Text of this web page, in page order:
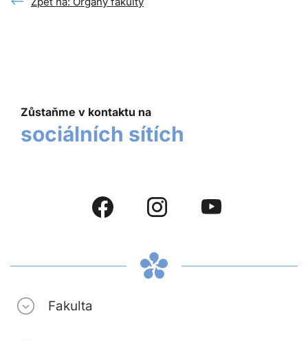
Zůstaňme v kontaktu na
sociálních sítích
Fakulta